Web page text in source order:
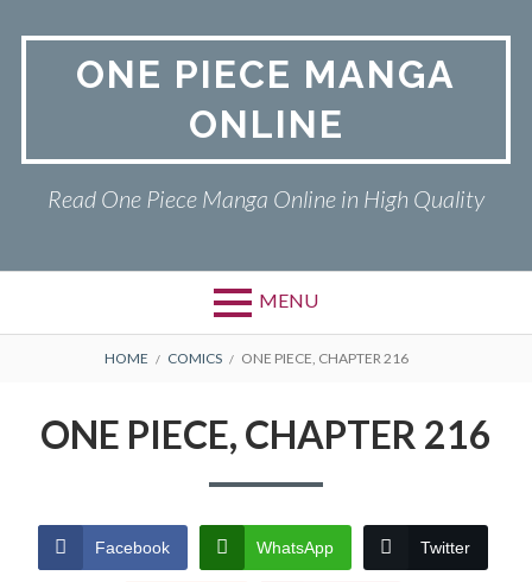
ONE PIECE MANGA
ONLINE
Read One Piece Manga Online in High Quality
MENU
Primary
ONE PIECE
TERMS AND
CONDITIONS
BREADCRUMBS
HOME COMICS ONE PIECE, CHAPTER 216
ONE PIECE, CHAPTER 216
Facebook WhatsApp Twitter